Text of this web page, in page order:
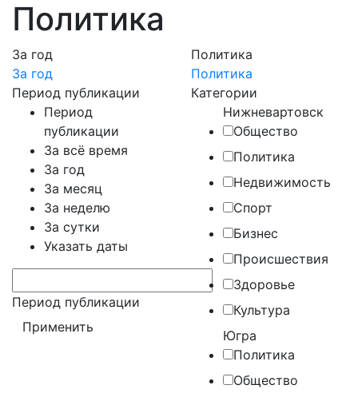
Политика
За год
За год
Период публикации
Период
публикации
За всё время
За год
За месяц
За неделю
За сутки
Указать даты
Период публикации
Политика
Политика
Категории
Нижневартовск
Общество
Политика
Недвижимость
Спорт
Бизнес
Происшествия
Здоровье
Культура
Югра
Политика
Общество